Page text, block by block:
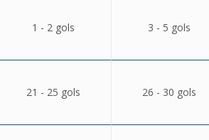
1 - 2 gols 3 - 5 gols
21 - 25 gols 26 - 30 gols